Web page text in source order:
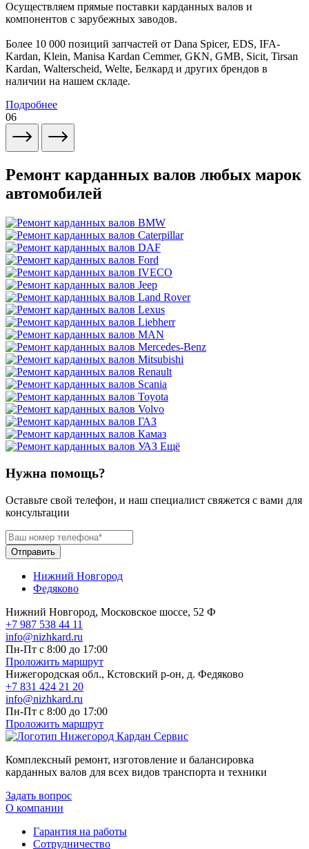
Осуществляем прямые поставки карданных валов и
компонентов с зарубежных заводов.
Более 10 000 позиций запчастей от Dana Spicer, EDS, IFA-
Kardan, Klein, Manisa Kardan Cemmer, GKN, GMB, Sicit, Tirsan
Kardan, Walterscheid, Welte, Белкард и других брендов в
наличии на нашем складе.
Подробнее
06
Ремонт карданных валов любых марок
автомобилей
Ещё
Нужна помощь?
Оставьте свой телефон, и наш специалист свяжется с вами для
консультации
Отправить
Нижний Новгород
Федяково
Нижний Новгород, Московское шоссе, 52 Ф
+7 987 538 44 11
info@nizhkard.ru
Пн-Пт с 8:00 до 17:00
Проложить маршрут
Нижегородская обл., Кстовский р-он, д. Федяково
+7 831 424 21 20
info@nizhkard.ru
Пн-Пт с 8:00 до 17:00
Проложить маршрут
Комплексный ремонт, изготовление и балансировка
карданных валов для всех видов транспорта и техники
Задать вопрос
О компании
Гарантия на работы
Сотрудничество